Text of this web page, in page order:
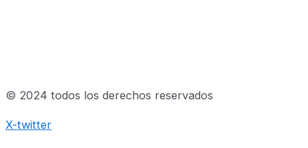
© 2024 todos los derechos reservados
X-twitter